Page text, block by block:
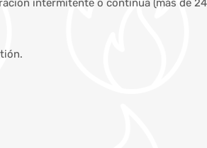
intermitente o continua (más de